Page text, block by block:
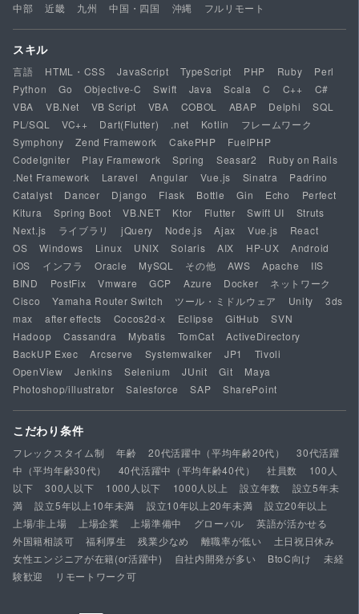
中部
近畿 九州 中国・四国 沖縄 フルリモート
スキル
言語 HTML・CSS JavaScript TypeScript PHP Ruby
Perl
Python
Go Objective-C Swift Java Scala C C++
C#
VBA
VB.Net VB Script VBA COBOL ABAP Delphi
SQL
PL/SQL
VC++ Dart(Flutter) .net Kotlin
フレームワーク
Symphony
Zend Framework CakePHP
FuelPHP
CodeIgniter
Play Framework Spring Seasar2
Ruby on Rails
.Net Framework
Laravel Angular Vue.js Sinatra
Padrino
Catalyst
Dancer Django Flask Bottle Gin Echo
Perfect
Kitura
Spring Boot VB.NET Ktor Flutter Swift UI
Struts
Next.js
ライブラリ jQuery Node.js Ajax Vue.js
React
OS
Windows Linux UNIX Solaris AIX HP-UX
Android
iOS
インフラ Oracle MySQL その他 AWS Apache
IIS
BIND
PostFix Vmware GCP Azure Docker
ネットワーク
Cisco
Yamaha Router Switch ツール・ミドルウェア Unity
3ds
max
after effects Cocos2d-x Eclipse GitHub
SVN
Hadoop
Cassandra Mybatis TomCat
ActiveDirectory
BackUP Exec
Arcserve Systemwalker JP1
Tivoli
OpenView
Jenkins Selenium JUnit Git
Maya
Photoshop/illustrator
Salesforce SAP SharePoint
こだわり条件
フレックスタイム制 年齢 20代活躍中（平均年齢20代）
30代活躍
中（平均年齢30代）
40代活躍中（平均年齢40代） 社員数
100人
以下
300人以下 1000人以下 1000人以上 設立年数
設立5年未
満
設立5年以上10年未満 設立10年以上20年未満
設立20年以上
上場/非上場
上場企業 上場準備中 グローバル
英語が活かせる
外国籍相談可
福利厚生 残業少なめ 離職率が低い
土日祝日休み
女性エンジニアが在籍(or活躍中)
自社内開発が多い BtoC向け
未経
験歓迎
リモートワーク可